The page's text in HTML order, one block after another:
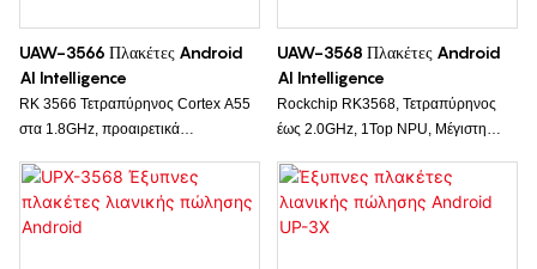
UAW-3566 Πλακέτες Android
AI Intelligence
RK 3566 Τετραπύρηνος Cortex A55
στα 1.8GHz, προαιρετικά
16GB-128GB ROM. Με
ενσωματωμένη NPU υποστηρίζει
κορυφαία υπολογιστική ισχύ 1.0.
UAW-3568 Πλακέτες Android
AI Intelligence
Rockchip RK3568, Τετραπύρηνος
έως 2.0GHz, 1Top NPU, Μέγιστη
Διπλή οθόνη MIPI ή Dual eDP.